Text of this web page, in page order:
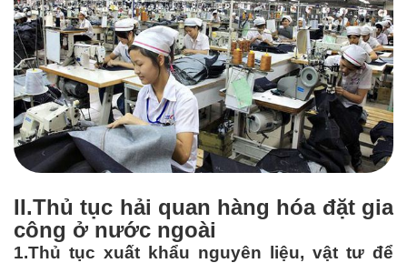
II.Thủ tục hải quan hàng hóa đặt gia
công ở nước ngoài
1.Thủ tục xuất khẩu nguyên liệu, vật tư để